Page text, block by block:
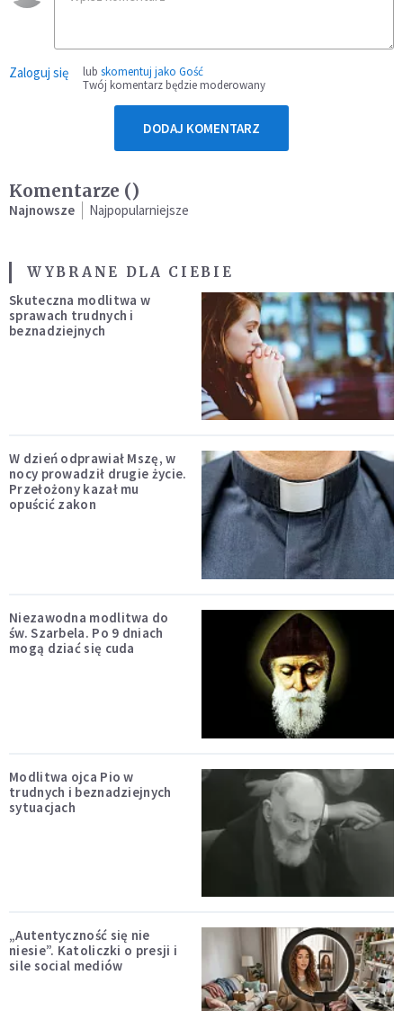
Zaloguj się lub skomentuj jako Gość
Twój komentarz będzie moderowany
DODAJ KOMENTARZ
Komentarze ()
Najnowsze Najpopularniejsze
WYBRANE DLA CIEBIE
Skuteczna modlitwa w
sprawach trudnych i
beznadziejnych
W dzień odprawiał Mszę, w
nocy prowadził drugie życie.
Przełożony kazał mu
opuścić zakon
Niezawodna modlitwa do
św. Szarbela. Po 9 dniach
mogą dziać się cuda
Modlitwa ojca Pio w
trudnych i beznadziejnych
sytuacjach
„Autentyczność się nie
niesie”. Katoliczki o presji i
sile social mediów